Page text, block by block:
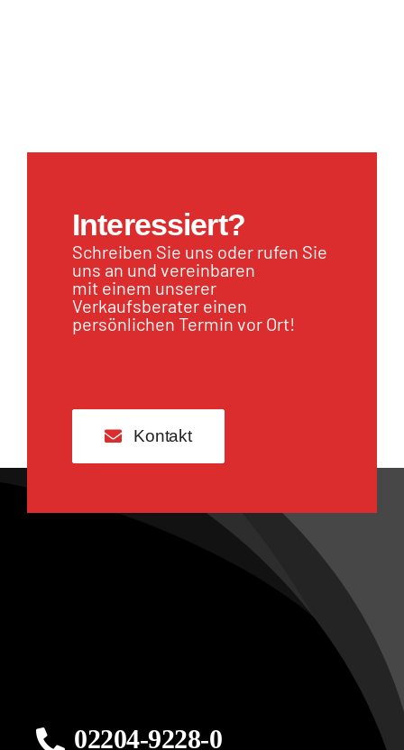
Interessiert?
Schreiben Sie uns oder rufen Sie
uns an und vereinbaren
mit einem unserer
Verkaufsberater einen
persönlichen Termin vor Ort!
Kontakt
02204-9228-0